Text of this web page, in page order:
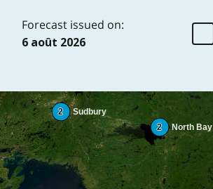
Forecast issued on:
6 août 2026
North Bay
2
Sudbury
2